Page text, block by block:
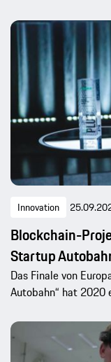
Innovation
Blockchain-
Startup
Das Finale von
Autobahn“ hat